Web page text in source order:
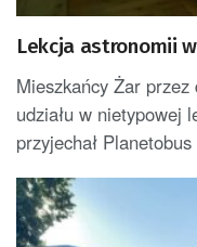
Lekcja astronomii
Mieszkańcy Żar
udziału w nietypowej
przyjechał